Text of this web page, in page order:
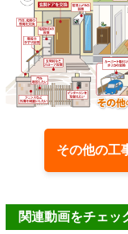
その他の
関連動画をチェッ